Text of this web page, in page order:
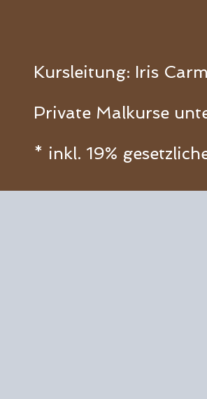
Kursleitung: Iris
Private Malkurse
* inkl. 19%